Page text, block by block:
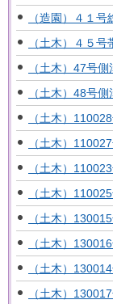
（造園）４１
（土木）４５
（土木）47号
（土木）48号
（土木）
（土木）
（土木）
（土木）
（土木）
（土木）
（土木）
（土木）